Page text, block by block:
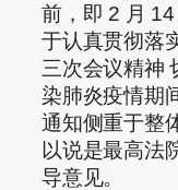
前，即 2 月
于认真贯彻落
三次会议精神
染肺炎疫情期
通知侧重于整
以说是最高法
导意见。